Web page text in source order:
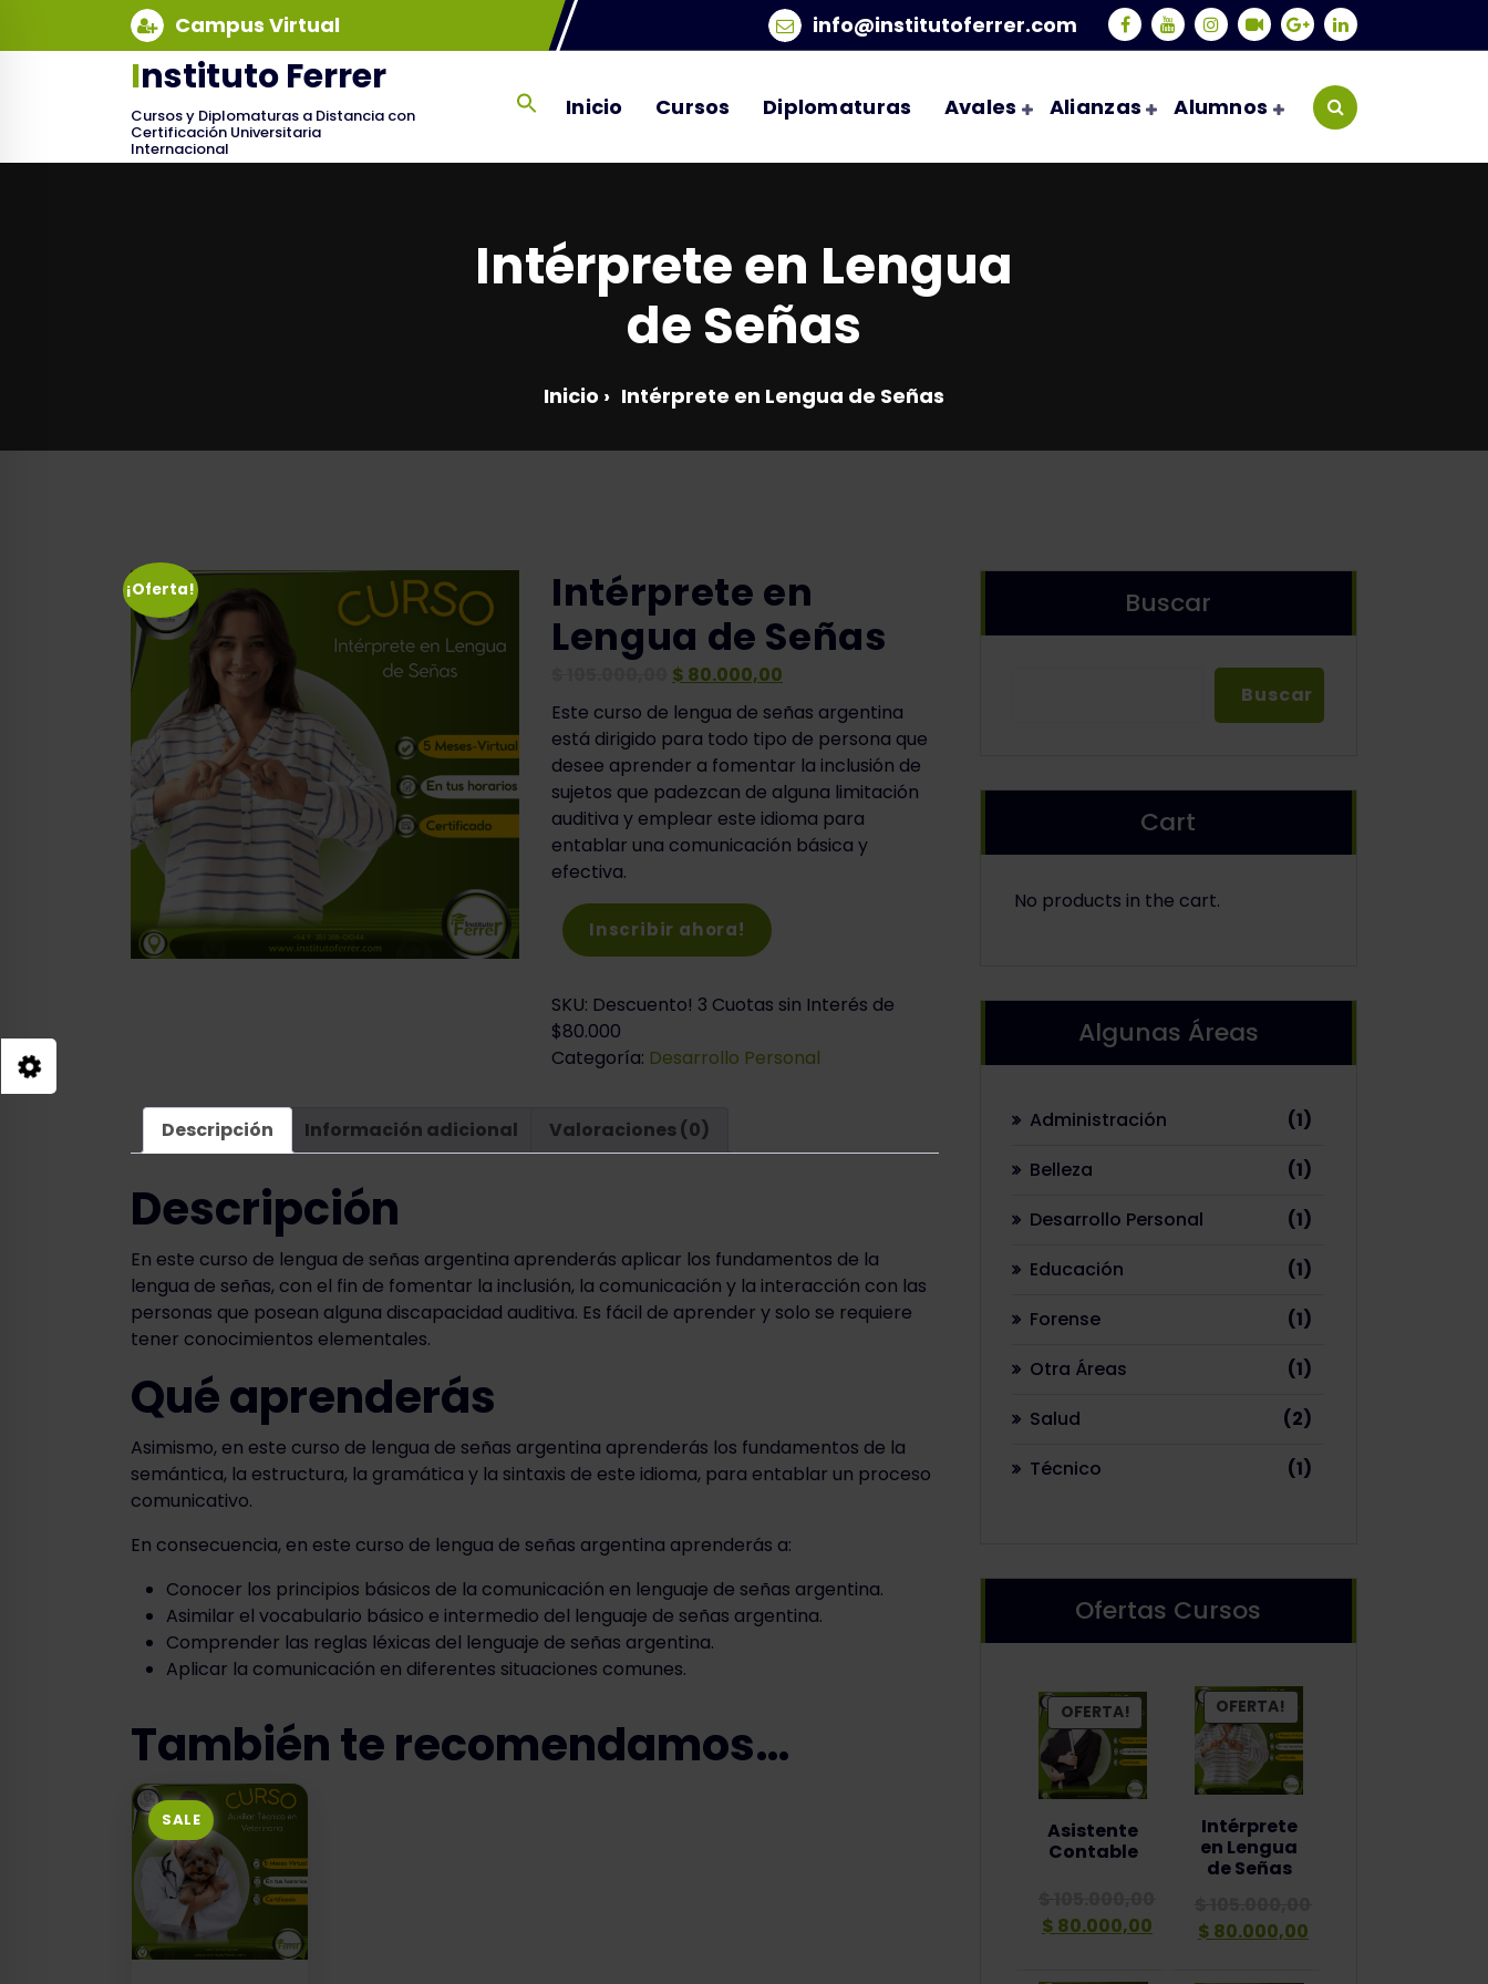
Campus Virtual info@institutoferrer.com
Instituto Ferrer
Cursos y Diplomaturas a Distancia con
Certificación Universitaria
Internacional
Inicio Cursos Diplomaturas Avales Alianzas Alumnos
Intérprete en Lengua
de Señas
Inicio › Intérprete en Lengua de Señas
¡Oferta!
Intérprete en
Lengua de Señas
El
precio
original
era:
$ 105.000,00.
$ 80.000,00El
precio
actual
es:
$ 80.000,00.
Este curso de lengua de señas argentina
está dirigido para todo tipo de persona que
desee aprender a fomentar la inclusión de
sujetos que padezcan de alguna limitación
auditiva y emplear este idioma para
entablar una comunicación básica y
efectiva.
Inscribir ahora!
SKU: Descuento! 3 Cuotas sin Interés de
$80.000
Categoría: Desarrollo Personal
Descripción Información adicional Valoraciones (0)
Descripción
En este curso de lengua de señas argentina aprenderás aplicar los fundamentos de la
lengua de señas, con el fin de fomentar la inclusión, la comunicación y la interacción con las
personas que posean alguna discapacidad auditiva. Es fácil de aprender y solo se requiere
tener conocimientos elementales.
Qué aprenderás
Asimismo, en este curso de lengua de señas argentina aprenderás los fundamentos de la
semántica, la estructura, la gramática y la sintaxis de este idioma, para entablar un proceso
comunicativo.
En consecuencia, en este curso de lengua de señas argentina aprenderás a:
Conocer los principios básicos de la comunicación en lenguaje de señas argentina.
Asimilar el vocabulario básico e intermedio del lenguaje de señas argentina.
Comprender las reglas léxicas del lenguaje de señas argentina.
Aplicar la comunicación en diferentes situaciones comunes.
También te recomendamos…
SALE
Buscar
Buscar
Cart
No products in the cart.
Algunas Áreas
Administración 11
Belleza
11
Desarrollo Personal
11
Educación
11
Forense
11
Otra Áreas
11
Salud
22
Técnico
11
Ofertas Cursos
OFERTA! PRODUCTO
EN
OFERTA
Asistente
Contable
$105.000,00
El
original
$ 80.000,00El
actual
OFERTA! PRODUCTO
EN
OFERTA
Intérprete
en Lengua
de Señas
$105.000,00
El
$ 80.000,00El